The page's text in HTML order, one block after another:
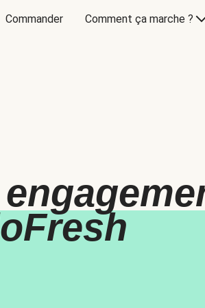
Commander Comment ça marche ?